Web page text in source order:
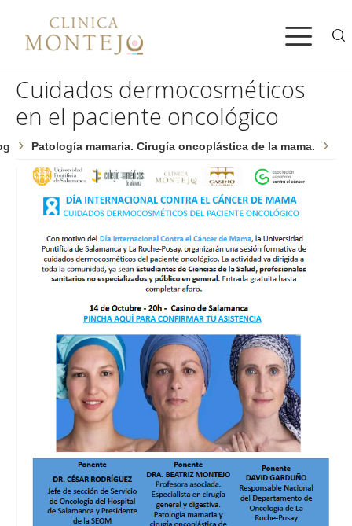
Cuidados dermocosméticos
en el paciente oncológico
Patología mamaria. Cirugía oncoplástica de la mama.